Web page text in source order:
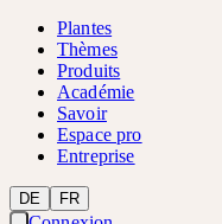
Plantes
Thèmes
Produits
Académie
Savoir
Espace pro
Entreprise
DE FR